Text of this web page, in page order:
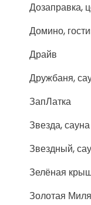
Дозаправка,
Домино,
Драйв
Дружбаня,
ЗапЛатка
Звезда, сауна
Звездный,
Зелёная
Золотая